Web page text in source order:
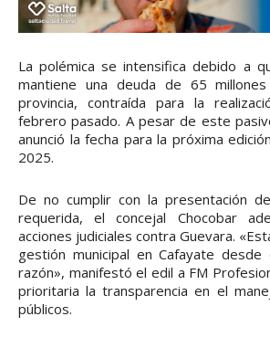
La polémica se intensifica debido a
mantiene una deuda de 65
provincia, contraída para la
febrero pasado. A pesar de este
anunció la fecha para la próxima
2025.
De no cumplir con la presentación
requerida, el concejal Chocobar
acciones judiciales contra Guevara.
gestión municipal en Cafayate
razón», manifestó el edil a FM
prioritaria la transparencia en el
públicos.